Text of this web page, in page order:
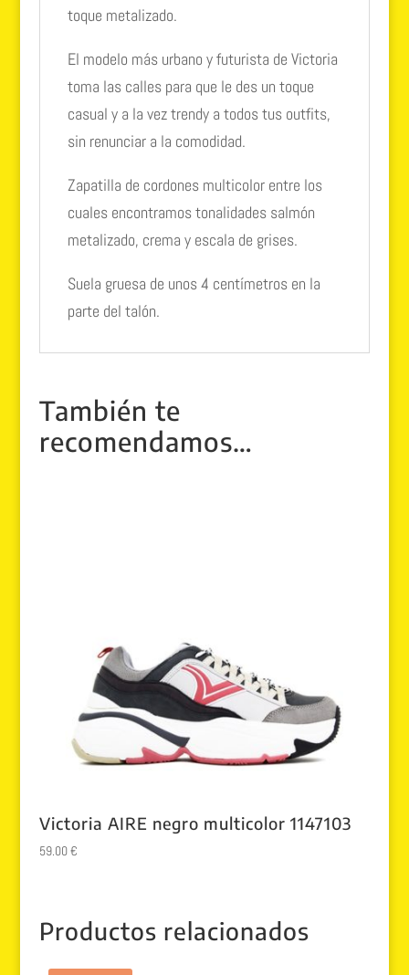
toque metalizado.
El modelo más urbano y futurista de Victoria
toma las calles para que le des un toque
casual y a la vez trendy a todos tus outfits,
sin renunciar a la comodidad.
Zapatilla de cordones multicolor entre los
cuales encontramos tonalidades salmón
metalizado, crema y escala de grises.
Suela gruesa de unos 4 centímetros en la
parte del talón.
También te
recomendamos…
Victoria AIRE negro multicolor 1147103
59.00€
Productos relacionados